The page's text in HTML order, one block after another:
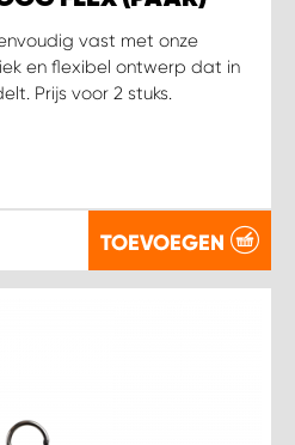
vast met onze
en flexibel ontwerp dat in
Prijs voor 2 stuks.
TOEVOEGEN